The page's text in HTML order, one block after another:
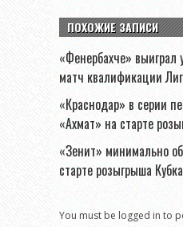
ПОХОЖИЕ ЗАПИСИ
«Фенербахче»
матч квалификации
«Краснодар» в серии
«Ахмат» на старте
«Зенит» минимально
старте розыгрыша
You must be logged in to